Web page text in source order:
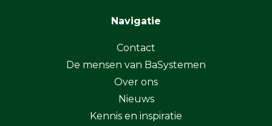
Navigatie
Contact
De mensen van BaSystemen
Over ons
Nieuws
Kennis en inspiratie